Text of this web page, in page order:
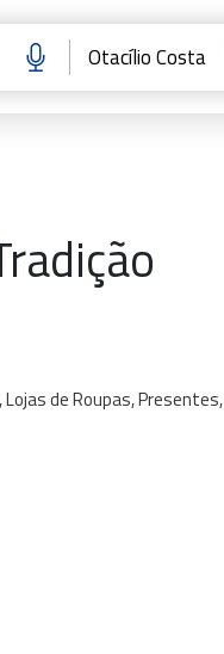
LojasdeRoupas,Presentes,